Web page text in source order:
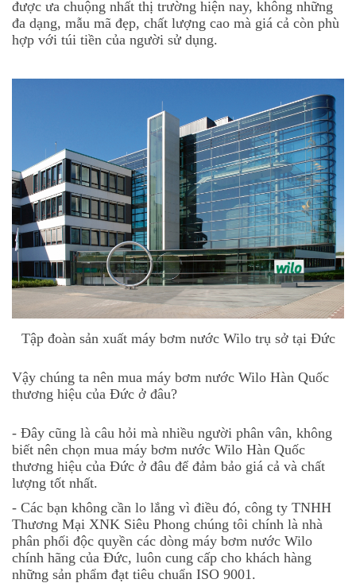
được ưa chuộng nhất thị trường hiện nay, không những
đa dạng, mẫu mã đẹp, chất lượng cao mà giá cả còn phù
hợp với túi tiền của người sử dụng.
Tập đoàn sản xuất máy bơm nước Wilo trụ sở tại Đức
Vậy chúng ta nên mua máy bơm nước Wilo Hàn Quốc
thương hiệu của Đức ở đâu?
- Đây cũng là câu hỏi mà nhiều người phân vân, không
biết nên chọn mua máy bơm nước Wilo Hàn Quốc
thương hiệu của Đức ở đâu để đảm bảo giá cả và chất
lượng tốt nhất.
- Các bạn không cần lo lắng vì điều đó, công ty TNHH
Thương Mại XNK Siêu Phong chúng tôi chính là nhà
phân phối độc quyền các dòng máy bơm nước Wilo
chính hãng của Đức, luôn cung cấp cho khách hàng
những sản phẩm đạt tiêu chuẩn ISO 9001.